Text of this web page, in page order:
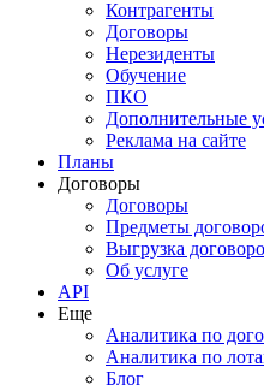
Контрагенты
Договоры
Нерезиденты
Обучение
ПКО
Дополнительные
Реклама на сайте
Планы
Договоры
Договоры
Предметы
Выгрузка
Об услуге
API
Еще
Аналитика по
Аналитика по
Блог